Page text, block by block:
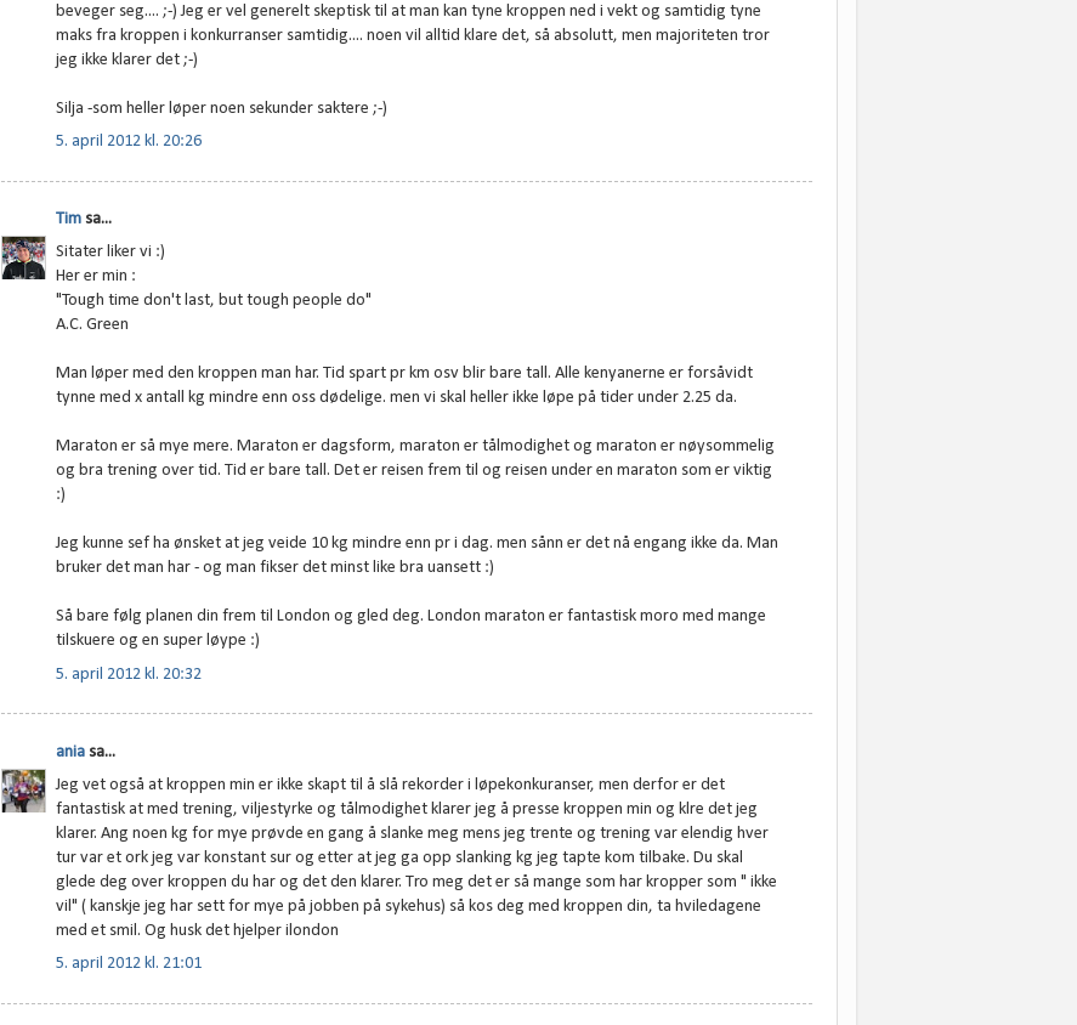
beveger seg.... ;-) Jeg er vel generelt skeptisk til at man kan tyne kroppen ned i vekt og samtidig tyne
maks fra kroppen i konkurranser samtidig.... noen vil alltid klare det, så absolutt, men majoriteten tror
jeg ikke klarer det ;-)
Silja -som heller løper noen sekunder saktere ;-)
5. april 2012 kl. 20:26
Tim sa...
Sitater liker vi :)
Her er min :
"Tough time don't last, but tough people do"
A.C. Green
Man løper med den kroppen man har. Tid spart pr km osv blir bare tall. Alle kenyanerne er forsåvidt
tynne med x antall kg mindre enn oss dødelige. men vi skal heller ikke løpe på tider under 2.25 da.
Maraton er så mye mere. Maraton er dagsform, maraton er tålmodighet og maraton er nøysommelig
og bra trening over tid. Tid er bare tall. Det er reisen frem til og reisen under en maraton som er viktig
:)
Jeg kunne sef ha ønsket at jeg veide 10 kg mindre enn pr i dag. men sånn er det nå engang ikke da. Man
bruker det man har - og man fikser det minst like bra uansett :)
Så bare følg planen din frem til London og gled deg. London maraton er fantastisk moro med mange
tilskuere og en super løype :)
5. april 2012 kl. 20:32
ania sa...
Jeg vet også at kroppen min er ikke skapt til å slå rekorder i løpekonkuranser, men derfor er det
fantastisk at med trening, viljestyrke og tålmodighet klarer jeg å presse kroppen min og klre det jeg
klarer. Ang noen kg for mye prøvde en gang å slanke meg mens jeg trente og trening var elendig hver
tur var et ork jeg var konstant sur og etter at jeg ga opp slanking kg jeg tapte kom tilbake. Du skal
glede deg over kroppen du har og det den klarer. Tro meg det er så mange som har kropper som " ikke
vil" ( kanskje jeg har sett for mye på jobben på sykehus) så kos deg med kroppen din, ta hviledagene
med et smil. Og husk det hjelper ilondon
5. april 2012 kl. 21:01